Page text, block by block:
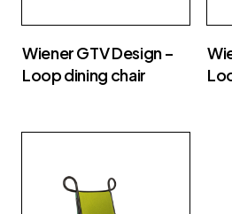
Wiener GTV Design –
Loop dining chair